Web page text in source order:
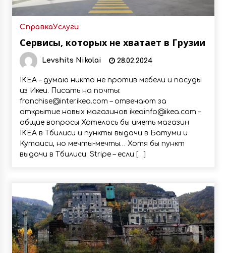
СправкаУслуги
Сервисы, которых не хватает в Грузии
Levshits Nikolai 28.02.2024
IKEA – думаю никто не против мебели и посуды
из Икеи. Писать на почты:
franchise@inter.ikea.com – отвечают за
открытие новых магазинов ikeainfo@ikea.com –
общие вопросы Хотелось бы иметь магазин
IKEA в Тбилиси и пункты выдачи в Батуми и
Кутаиси, но мечты-мечты… Хотя бы пункт
выдачи в Тбилиси. Stripe – если […]